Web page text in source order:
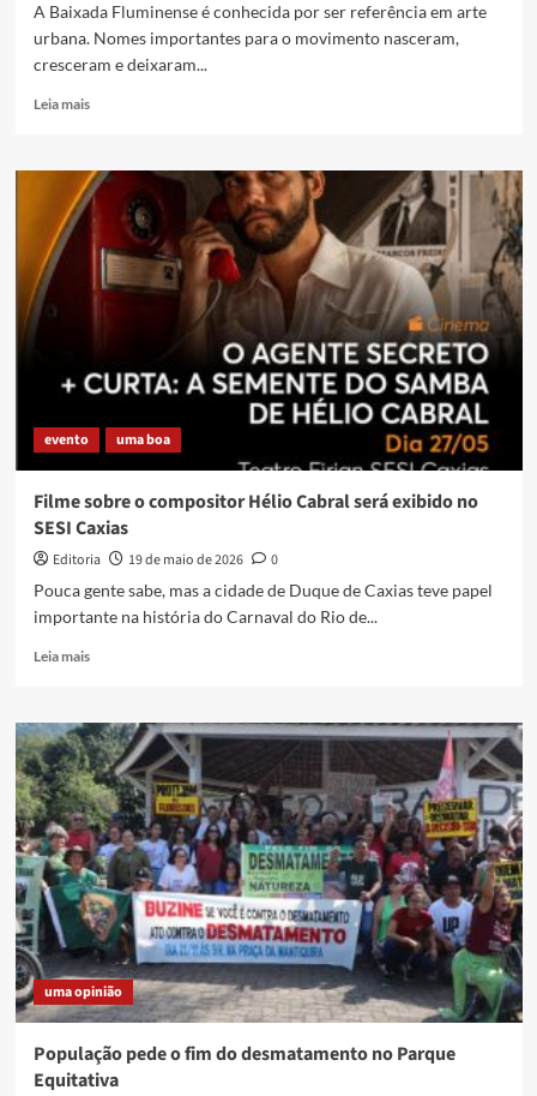
A Baixada Fluminense é conhecida por ser referência em arte
urbana. Nomes importantes para o movimento nasceram,
cresceram e deixaram...
Leia maisRead
APAGAMENTO
DE
GRAFITES
DUQUE
DE
evento uma boa
Filme sobre o compositor Hélio Cabral será exibido no
SESI Caxias
Editoria 19 de maio de 2026
0
Pouca gente sabe, mas a cidade de Duque de Caxias teve papel
importante na história do Carnaval do Rio de...
Leia maisRead
Filme
sobre
o
compositor
Hélio
Cabral
será
exibido
no
SESI
Caxias
uma opinião
População pede o fim do desmatamento no Parque
Equitativa